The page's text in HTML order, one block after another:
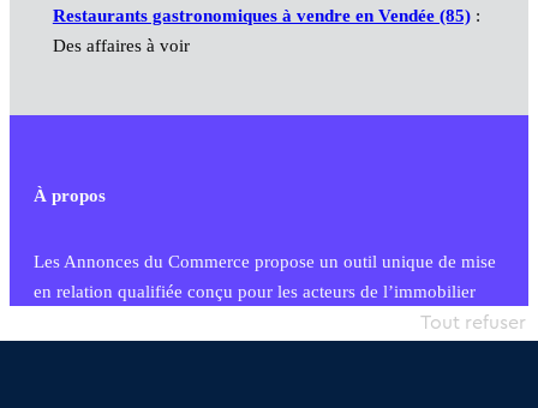
Restaurants gastronomiques à vendre en Vendée (85):
Des affaires à voir
À propos
Les Annonces du Commerce propose un outil unique de mise
en relation qualifiée conçu pour les acteurs de l’immobilier
commercial et les collectivités territoriales, simple et intégrant
Tout refuser